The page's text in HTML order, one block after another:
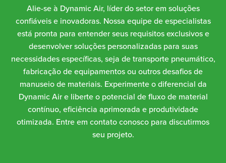
Alie-se à Dynamic Air, líder do setor em soluções
confiáveis e inovadoras. Nossa equipe de especialistas
está pronta para entender seus requisitos exclusivos e
desenvolver soluções personalizadas para suas
necessidades específicas, seja de transporte pneumático,
fabricação de equipamentos ou outros desafios de
manuseio de materiais. Experimente o diferencial da
Dynamic Air e liberte o potencial de fluxo de material
contínuo, eficiência aprimorada e produtividade
otimizada. Entre em contato conosco para discutirmos
seu projeto.